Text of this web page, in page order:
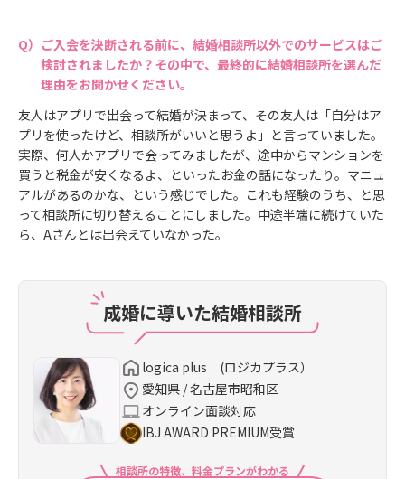
ご入会を決断される前に、結婚相談所以外でのサービスはご
検討されましたか？その中で、最終的に結婚相談所を選んだ
理由をお聞かせください。
友人はアプリで出会って結婚が決まって、その友人は「自分はア
プリを使ったけど、相談所がいいと思うよ」と言っていました。
実際、何人かアプリで会ってみましたが、途中からマンションを
買うと税金が安くなるよ、といったお金の話になったり。マニュ
アルがあるのかな、という感じでした。これも経験のうち、と思
って相談所に切り替えることにしました。中途半端に続けていた
ら、Aさんとは出会えていなかった。
成婚に導いた結婚相談所
logica plus (ロジカプラス）
愛知県 / 名古屋市昭和区
オンライン面談対応
IBJ AWARD PREMIUM受賞
相談所の特徴、料金プランがわかる